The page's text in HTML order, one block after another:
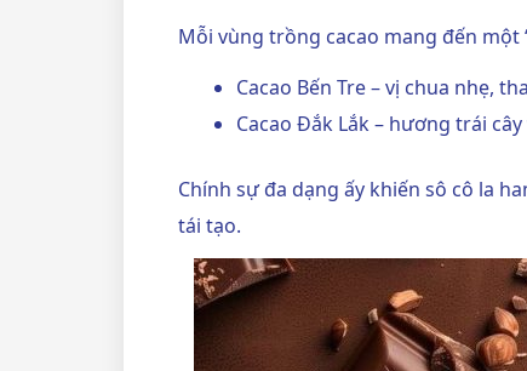
Mỗi vùng trồng cacao mang đến một
Cacao Bến Tre – vị chua nhẹ,
Cacao Đắk Lắk – hương trái
Chính sự đa dạng ấy khiến sô cô la
tái tạo.